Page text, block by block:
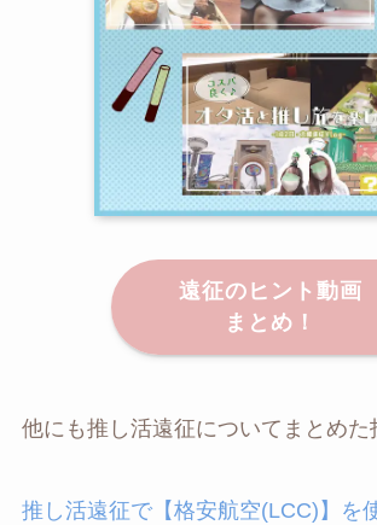
遠征のヒント動画
まとめ！
他にも推し活遠征についてまとめた
推し活遠征で【格安航空(LCC)】を